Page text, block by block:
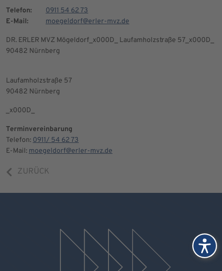
Telefon:
0911 54 62 73
E-Mail:
moegeldorf@erler-mvz.de
DR. ERLER MVZ Mögeldorf_x000D_ Laufamholzstraße 57_x000D_
90482 Nürnberg
Laufamholzstraße 57
90482 Nürnberg
_x000D_
Terminvereinbarung
Telefon: 0911/ 54 62 73
E-Mail: moegeldorf@erler-mvz.de
ZURÜCK